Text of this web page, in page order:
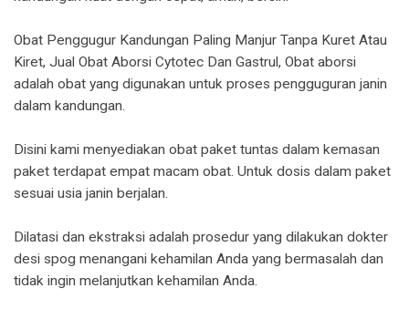
Obat Penggugur Kandungan Paling Manjur Tanpa Kuret Atau
Kiret, Jual Obat Aborsi Cytotec Dan Gastrul, Obat aborsi
adalah obat yang digunakan untuk proses pengguguran janin
dalam kandungan.
Disini kami menyediakan obat paket tuntas dalam kemasan
paket terdapat empat macam obat. Untuk dosis dalam paket
sesuai usia janin berjalan.
Dilatasi dan ekstraksi adalah prosedur yang dilakukan dokter
desi spog menangani kehamilan Anda yang bermasalah dan
tidak ingin melanjutkan kehamilan Anda.